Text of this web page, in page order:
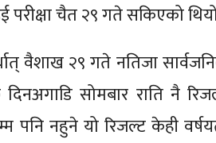
चैत २९ गते सकिएको
वैशाख २९ गते नतिजा
सोमबार राति नै
पनि नहुने यो रिजल्ट केही